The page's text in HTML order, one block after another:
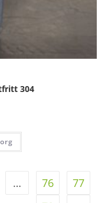
304
… 76
77